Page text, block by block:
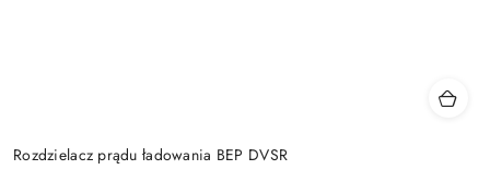
Rozdzielacz prądu ładowania BEP DVSR